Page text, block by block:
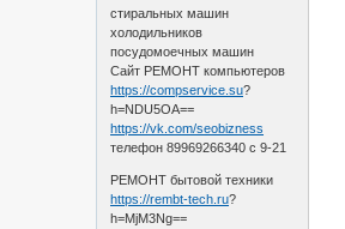
стиральных машин
холодильников
посудомоечных машин
Сайт РЕМОНТ компьютеров
https://compservice.su?
h=NDU5OA==
https://vk.com/seobizness
телефон 89969266340 с 9-21
РЕМОНТ бытовой техники
https://rembt-tech.ru?
h=MjM3Ng==